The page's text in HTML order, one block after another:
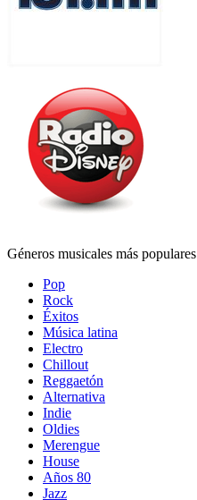
Géneros musicales más populares
Pop
Rock
Éxitos
Música latina
Electro
Chillout
Reggaetón
Alternativa
Indie
Oldies
Merengue
House
Años 80
Jazz